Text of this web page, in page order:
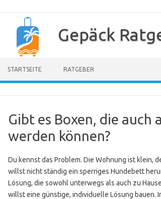
springen
Gepäck
STARTSEITE RATGEBER
Gibt es Boxen, die
werden können?
Du kennst das Problem. Die Wohnung ist klein,
willst nicht ständig ein sperriges Hundebett
Lösung, die sowohl unterwegs als auch zu
willst eine günstige, individuelle Lösung bauen.